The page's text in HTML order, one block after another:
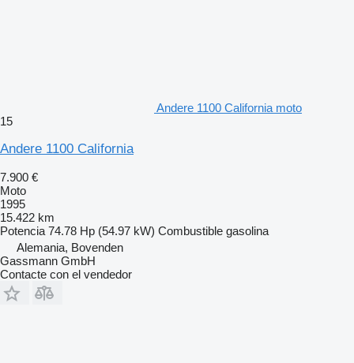
Andere 1100 California moto
15
Andere 1100 California
7.900 €
Moto
1995
15.422 km
Potencia 74.78 Hp (54.97 kW) Combustible gasolina
Alemania, Bovenden
Gassmann GmbH
Contacte con el vendedor